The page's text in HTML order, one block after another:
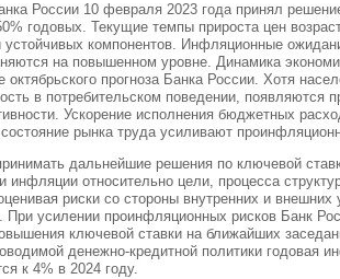
России 10 февраля 2023 года принял
годовых. Текущие темпы прироста цен
компонентов. Инфляционные
на повышенном уровне. Динамика
прогноза Банка России. Хотя
в потребительском поведении, появляются
Ускорение исполнения бюджетных
рынка труда усиливают
дальнейшие решения по ключевой
относительно цели, процесса
риски со стороны внутренних и внешних
усилении проинфляционных рисков Банк
ключевой ставки на ближайших
денежно-кредитной политики годовая
к 4% в 2024 году.